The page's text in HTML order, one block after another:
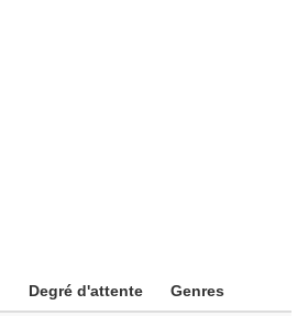
Degré d'attente Genres